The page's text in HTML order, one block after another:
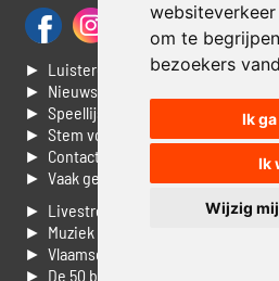
om te
bezoekers
Ik
Ik
Wijzig
► Luisteren naar Jouwradio
► Nieuws
► Speellijst
► Stem voor de Dag top 3
► Contacteer ons
► Vaak gestelde vragen
► Livestream informatie
► Muziek opzoeken
► Vlaamse 100 Aller tijden
► De 50 beste van...